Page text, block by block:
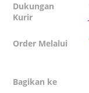
Dukungan
Kurir
Order Melalui
Bagikan ke